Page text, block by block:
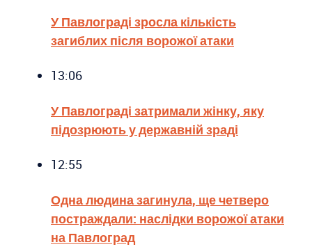
У Павлограді зросла кількість
загиблих після ворожої атаки
13:06
У Павлограді затримали жінку, яку
підозрюють у державній зраді
12:55
Одна людина загинула, ще четверо
постраждали: наслідки ворожої атаки
на Павлоград